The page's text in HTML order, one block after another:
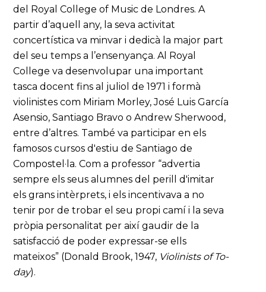
del Royal College of Music de Londres. A
partir d’aquell any, la seva activitat
concertística va minvar i dedicà la major part
del seu temps a l’ensenyança. Al Royal
College va desenvolupar una important
tasca docent fins al juliol de 1971 i formà
violinistes com Miriam Morley, José Luis García
Asensio, Santiago Bravo o Andrew Sherwood,
entre d’altres. També va participar en els
famosos cursos d'estiu de Santiago de
Compostel·la. Com a professor “advertia
sempre els seus alumnes del perill d'imitar
els grans intèrprets, i els incentivava a no
tenir por de trobar el seu propi camí i la seva
pròpia personalitat per així gaudir de la
satisfacció de poder expressar-se ells
mateixos” (Donald Brook, 1947, Violinists of To-
day).